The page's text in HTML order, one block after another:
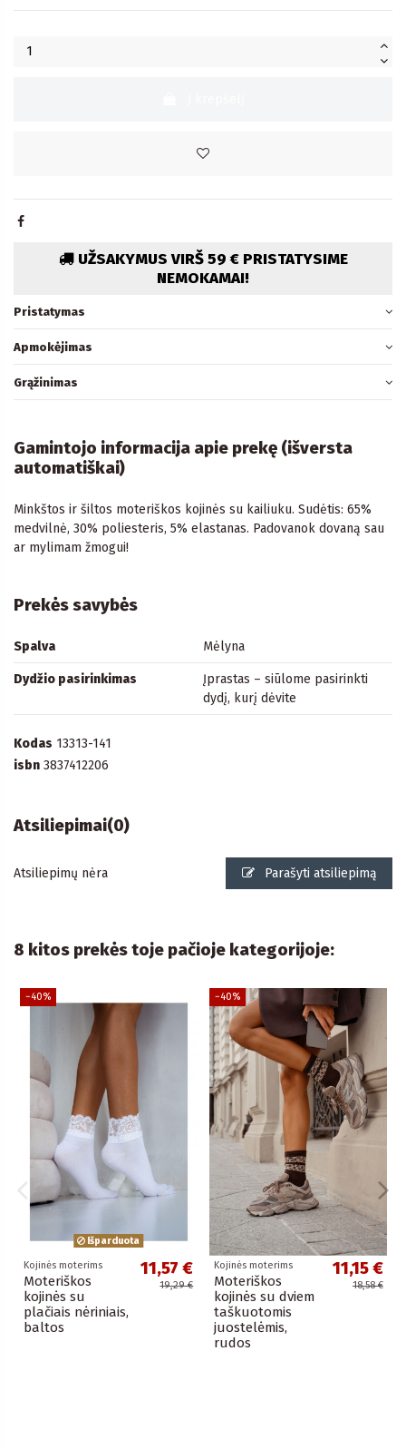
UŽSAKYMUS VIRŠ 59 € PRISTATYSIME
NEMOKAMAI!
Pristatymas
Apmokėjimas
Grąžinimas
Gamintojo informacija apie prekę (išversta
automatiškai)
Minkštos ir šiltos moteriškos kojinės su kailiuku. Sudėtis: 65%
medvilnė, 30% poliesteris, 5% elastanas. Padovanok dovaną sau
ar mylimam žmogui!
Prekės savybės
Spalva Mėlyna
Dydžio pasirinkimas
Įprastas – siūlome pasirinkti
dydį, kurį dėvite
Kodas 13313-141
isbn 3837412206
Atsiliepimai(0)
Atsiliepimų nėra Parašyti atsiliepimą
8 kitos prekės toje pačioje kategorijoje:
−40%
Išparduota
Kojinės moterims
Moteriškos
kojinės su
plačiais nėriniais,
baltos
11,57 €
19,29 €
−40%
Kojinės moterims
Moteriškos
kojinės su dviem
taškuotomis
juostelėmis,
rudos
11,15 €
18,58 €